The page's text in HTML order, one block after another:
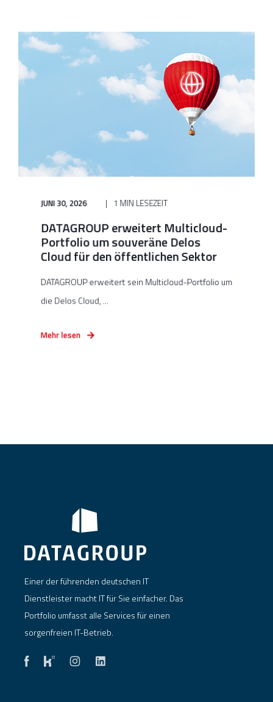
JUNI 30, 2026 1 MIN LESEZEIT
DATAGROUP erweitert Multicloud-
Portfolio um souveräne Delos
Cloud für den öffentlichen Sektor
DATAGROUP erweitert sein Multicloud-Portfolio um
die Delos Cloud, ...
Mehr lesen
Einer der führenden deutschen IT
Dienstleister macht IT für Sie einfacher. Das
Portfolio umfasst alle Services für einen
sorgenfreien IT-Betrieb.